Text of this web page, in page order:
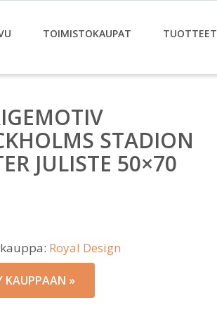
TOIMISTOKAUPAT TUOTTEET
STADION
JULISTE 50×70
Royal Design
KAUPPAAN »